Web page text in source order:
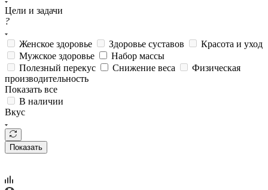
Цели и задачи
?
Женское здоровье Здоровье суставов
Красота и уход
Мужское здоровье
Набор массы
Полезный перекус
Снижение веса
Физическая
производительность
Показать все
В наличии
Вкус
Показать